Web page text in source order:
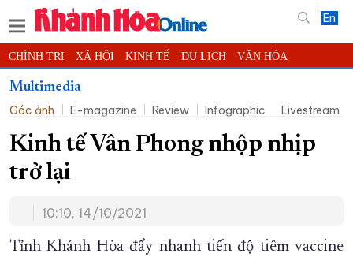
En
CHÍNH TRỊ XÃ HỘI KINH TẾ DU LỊCH VĂN HÓA
THỂ THAO ĐỜI SỐNG
KHOA HỌC - CÔNG NGHỆ PHÁP LUẬT BẠN ĐỌC PHÓNG SỰ
THẾ GIỚI MULTIMEDIA VIDEO ĐỌC BÁO ONLINE
PODCAST THÔNG TIN - QUẢNG CÁO
TRƯỜNG SA BIỂN ĐẢO QUÊ HƯƠNG
CHUNG TAY CẢI CÁCH HÀNH CHÍNH
Multimedia
Góc ảnh
E-magazine Review Infographic Livestream
Kinh tế Vân Phong nhộp nhịp
trở lại
10:10, 14/10/2021
Tỉnh Khánh Hòa đẩy nhanh tiến độ tiêm vaccine